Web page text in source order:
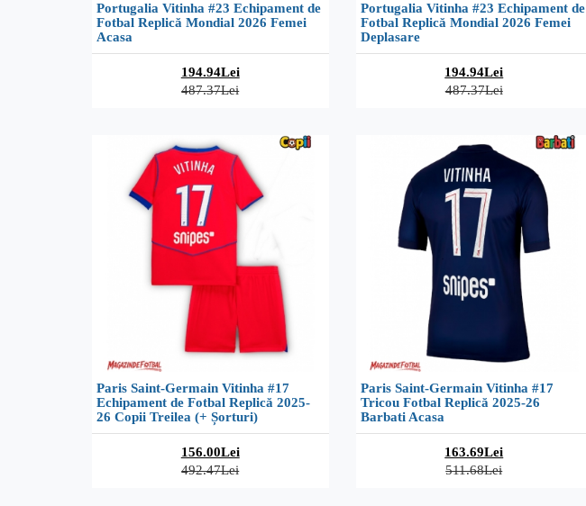
Portugalia Vitinha #23 Echipament de
Fotbal Replică Mondial 2026 Femei
Acasa
194.94Lei
487.37Lei
Portugalia Vitinha #23 Echipament de
Fotbal Replică Mondial 2026 Femei
Deplasare
194.94Lei
487.37Lei
Paris Saint-Germain Vitinha #17
Echipament de Fotbal Replică 2025-
26 Copii Treilea (+ Șorturi)
156.00Lei
492.47Lei
Paris Saint-Germain Vitinha #17
Tricou Fotbal Replică 2025-26
Barbati Acasa
163.69Lei
511.68Lei